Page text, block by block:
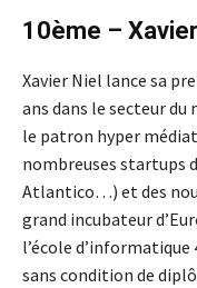
10ème – Xavier
Xavier Niel lance sa
ans dans le secteur
le patron hyper
nombreuses startups
Atlantico…) et des
grand incubateur
l’école
sans condition de